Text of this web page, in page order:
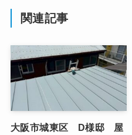
関連記事
大阪市城東区 D様邸 屋